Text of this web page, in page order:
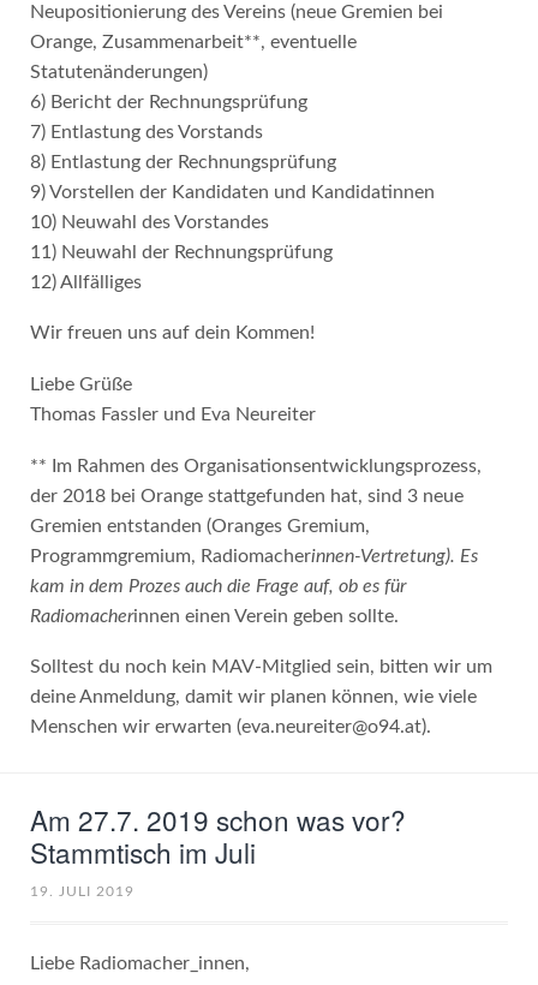
Neupositionierung des Vereins (neue Gremien bei
Orange, Zusammenarbeit**, eventuelle
Statutenänderungen)
6) Bericht der Rechnungsprüfung
7) Entlastung des Vorstands
8) Entlastung der Rechnungsprüfung
9) Vorstellen der Kandidaten und Kandidatinnen
10) Neuwahl des Vorstandes
11) Neuwahl der Rechnungsprüfung
12) Allfälliges
Wir freuen uns auf dein Kommen!
Liebe Grüße
Thomas Fassler und Eva Neureiter
** Im Rahmen des Organisationsentwicklungsprozess,
der 2018 bei Orange stattgefunden hat, sind 3 neue
Gremien entstanden (Oranges Gremium,
Programmgremium, Radiomacherinnen-Vertretung). Es
kam in dem Prozes auch die Frage auf, ob es für
Radiomacherinnen einen Verein geben sollte.
Solltest du noch kein MAV-Mitglied sein, bitten wir um
deine Anmeldung, damit wir planen können, wie viele
Menschen wir erwarten (eva.neureiter@o94.at).
Am 27.7. 2019 schon was vor?
Stammtisch im Juli
19. JULI 2019
Liebe Radiomacher_innen,